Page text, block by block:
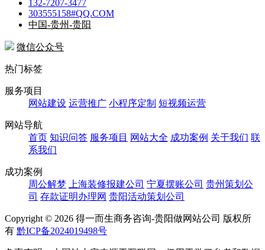
132-7207-3477
303555158#QQ.COM
中国-贵州-贵阳
微信公众号
热门标签
服务项目
网站建设 运营推广 小程序定制 短视频运营
网站导航
首页 知识问答 服务项目 网站大全 成功案例 关于我们 联
系我们
成功案例
周公解梦
上海装修报建公司 宁夏摆账公司 贵州策划公
司 存款证明办理网 贵阳活动策划公司
Copyright © 2026 得一而生商务咨询-贵阳做网站公司 版权所
有 黔ICP备2024019498号